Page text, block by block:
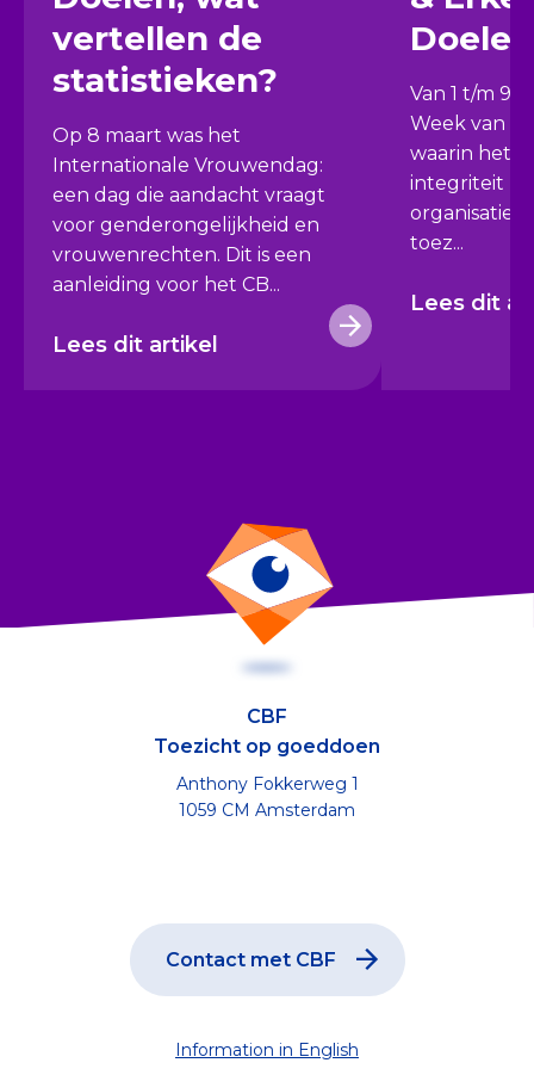
vertellen de
statistieken?
Op 8 maart was het
Internationale Vrouwendag:
een dag die aandacht vraagt
voor genderongelijkheid en
vrouwenrechten. Dit is een
aanleiding voor het CB...
Lees dit artikel
Doelen
Van 1 t/m 9
Week van
waarin het
integriteit
organisaties
toez...
Lees dit
CBF
Toezicht op goeddoen
Anthony Fokkerweg 1
1059 CM Amsterdam
Contact met CBF
Information in English